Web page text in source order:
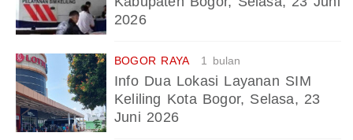
2026
BOGOR RAYA 1 bulan
Info Dua Lokasi Layanan SIM
Keliling Kota Bogor, Selasa, 23
Juni 2026